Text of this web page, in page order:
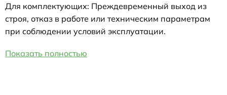
Для комплектующих: Преждевременный выход из
строя, отказ в работе или техническим параметрам
при соблюдении условий эксплуатации.
Показать полностью